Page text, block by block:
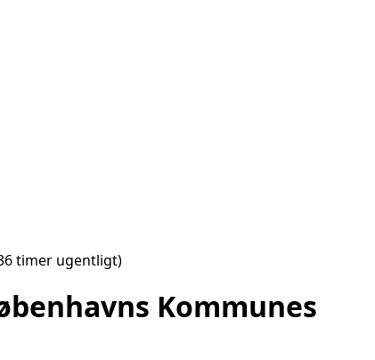
timer ugentligt)
Kommunes